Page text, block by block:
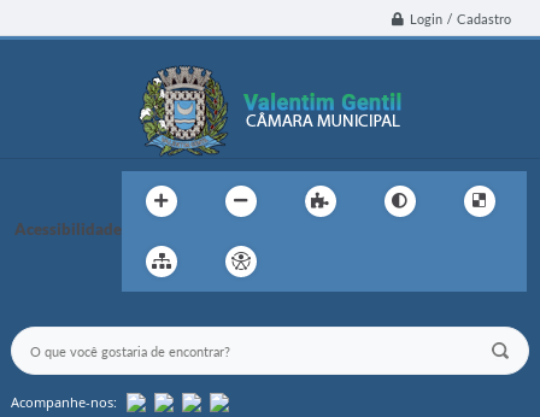
Login / Cadastro
Acessibilidade
Acompanhe-nos: